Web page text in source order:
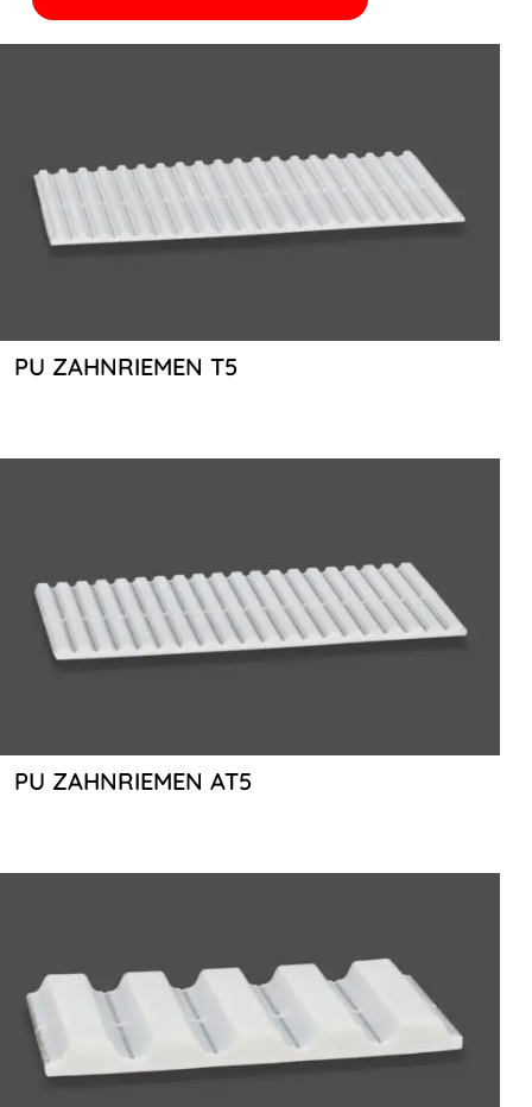
PU ZAHNRIEMEN T5
PU ZAHNRIEMEN AT5